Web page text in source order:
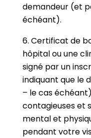
demandeur (et
échéant).
6. Certificat de
hôpital ou une
signé par un
indiquant que le
– le cas
contagieuses et
mental et
pendant votre